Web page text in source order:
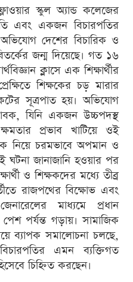
স্কুল অ্যান্ড কলেজের
এবং একজন বিচারপতির
অভিযোগ দেশের বিচারিক ও
জন্ম দিয়েছে। গত ১৬
ক্লাসে এক শিক্ষার্থীর
শিক্ষকের চড় মারার
সূত্রপাত হয়। অভিযোগ
যিনি একজন উচ্চপদস্থ
প্রভাব খাটিয়ে ওই
নিয়ে চরমভাবে অপমান ও
ঘটনা জানাজানি হওয়ার পর
ও শিক্ষকদের মধ্যে তীব্র
রাজপথের বিক্ষোভ এবং
মাধ্যমে প্রধান
পর্যন্ত গড়ায়। সামাজিক
ব্যাপক সমালোচনা চলছে,
এমন ব্যক্তিগত
চিহ্নিত করছেন।